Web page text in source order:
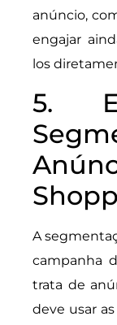
anúncio,
engajar
los
5.
A
campanha
trata de
deve usar